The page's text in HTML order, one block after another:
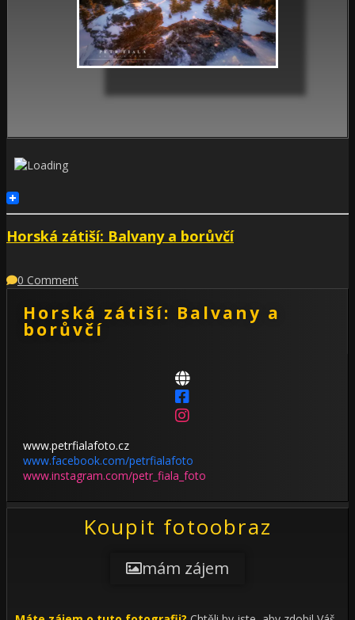
Horská zátiší: Balvany a borůvčí
0 Comment
Horská zátiší: Balvany a
borůvčí
www.petrfialafoto.cz
www.facebook.com/petrfialafoto
www.instagram.com/petr_fiala_foto
Koupit fotoobraz
mám zájem